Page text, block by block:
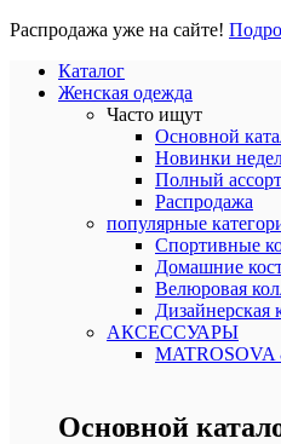
Распродажа уже на сайте!
Каталог
Женская одежда
Часто ищут
Основной
Новинки
Полный
Распродажа
популярные
Спортивные
Домашние
Велюровая
Дизайнерская
АКСЕССУАРЫ
MATROSOVA
Основной